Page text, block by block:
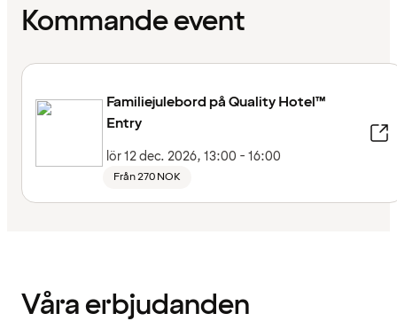
Kommande event
Familiejulebord på Quality Hotel™
Entry
lör 12 dec. 2026, 13:00 - 16:00
Från 270 NOK
Våra erbjudanden